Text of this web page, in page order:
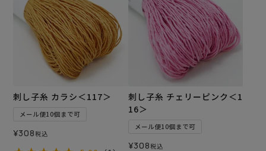
刺し子糸 カラシ＜117＞
メール便10個まで可
¥308税込
刺し子糸 チェリーピンク＜1
16＞
メール便10個まで可
¥308税込